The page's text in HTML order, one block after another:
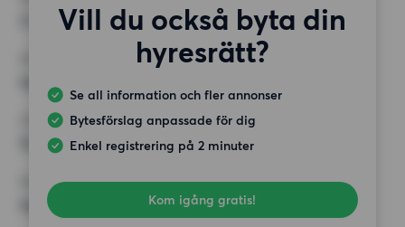
Vill du också byta din
hyresrätt?
Se all information och fler annonser
Bytesförslag anpassade för dig
Enkel registrering på 2 minuter
Kom igång gratis!
MINST ANTAL KVADRATMETER
HÖGSTA HYRA
12 500 kr
Inga speciella krav